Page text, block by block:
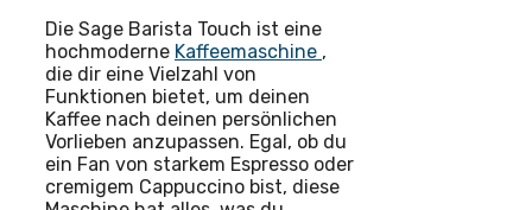
Die Sage Barista Touch ist eine
hochmoderne Kaffeemaschine ,
die dir eine Vielzahl von
Funktionen bietet, um deinen
Kaffee nach deinen persönlichen
Vorlieben anzupassen. Egal, ob du
ein Fan von starkem Espresso oder
cremigem Cappuccino bist, diese